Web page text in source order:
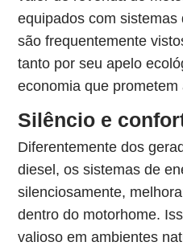
equipados com sistemas
são frequentemente
tanto por seu apelo
economia que
Silêncio e
Diferentemente dos
diesel, os sistemas de
silenciosamente,
dentro do motorhome.
valioso em ambientes